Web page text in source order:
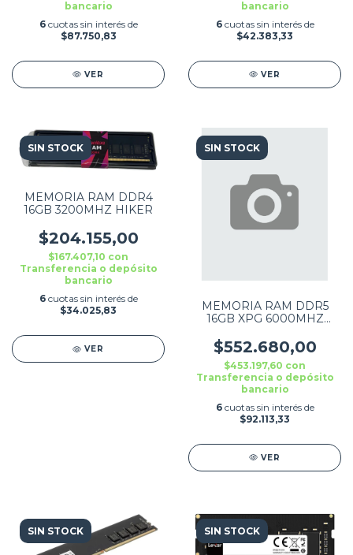
bancario
6 cuotas sin interés de
$87.750,83
VER
bancario
6 cuotas sin interés de
$42.383,33
VER
SIN STOCK
MEMORIA RAM DDR4
16GB 3200MHZ HIKER
$204.155,00
$167.407,10 con
Transferencia o depósito
bancario
6 cuotas sin interés de
$34.025,83
VER
SIN STOCK
MEMORIA RAM DDR5
16GB XPG 6000MHZ
$552.680,00
$453.197,60 con
Transferencia o depósito
bancario
6 cuotas sin interés de
$92.113,33
VER
SIN STOCK SIN STOCK